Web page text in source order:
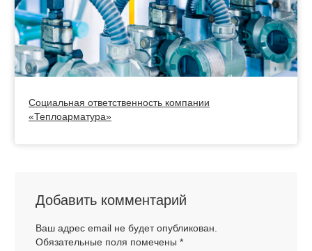
Социальная ответственность компании
«Теплоарматура»
Добавить комментарий
Ваш адрес email не будет опубликован.
Обязательные поля помечены *